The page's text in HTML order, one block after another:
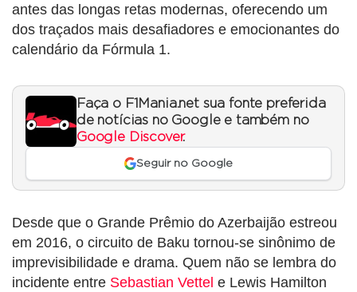
antes das longas retas modernas, oferecendo um
dos traçados mais desafiadores e emocionantes do
calendário da Fórmula 1.
Faça o F1Mania.net sua fonte preferida
de notícias no Google e também no
Google Discover.
Seguir no Google
Desde que o Grande Prêmio do Azerbaijão estreou
em 2016, o circuito de Baku tornou-se sinônimo de
imprevisibilidade e drama. Quem não se lembra do
incidente entre Sebastian Vettel e Lewis Hamilton